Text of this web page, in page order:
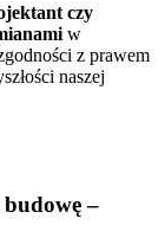
czy
w
z prawem
naszej
–